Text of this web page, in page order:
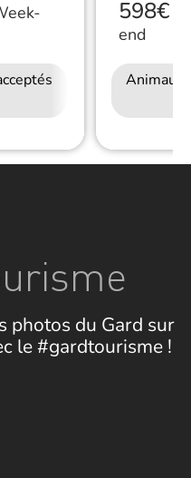
Accès Internet
598€/
end
Animaux
photos du Gard sur
le #gardtourisme !